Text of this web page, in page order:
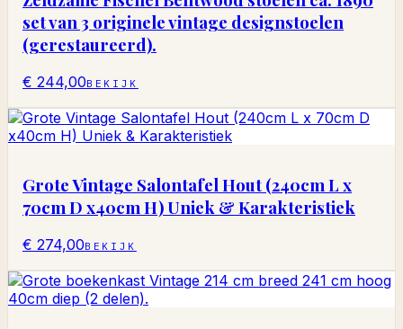
set van 3 originele vintage designstoelen
(gerestaureerd).
€ 244,00BEKIJK
Grote Vintage Salontafel Hout (240cm L x
70cm D x40cm H) Uniek & Karakteristiek
€ 274,00BEKIJK